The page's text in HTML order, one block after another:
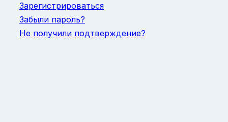
Зарегистрироваться
Забыли пароль?
Не получили подтверждение?